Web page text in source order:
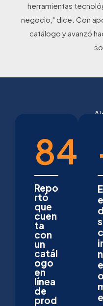
herramientas
negocio," dice. Con
catálogo y avanzó
84
Repo
rtó
que
cuen
ta
con
un
catál
ogo
en
línea
de
prod
s
n